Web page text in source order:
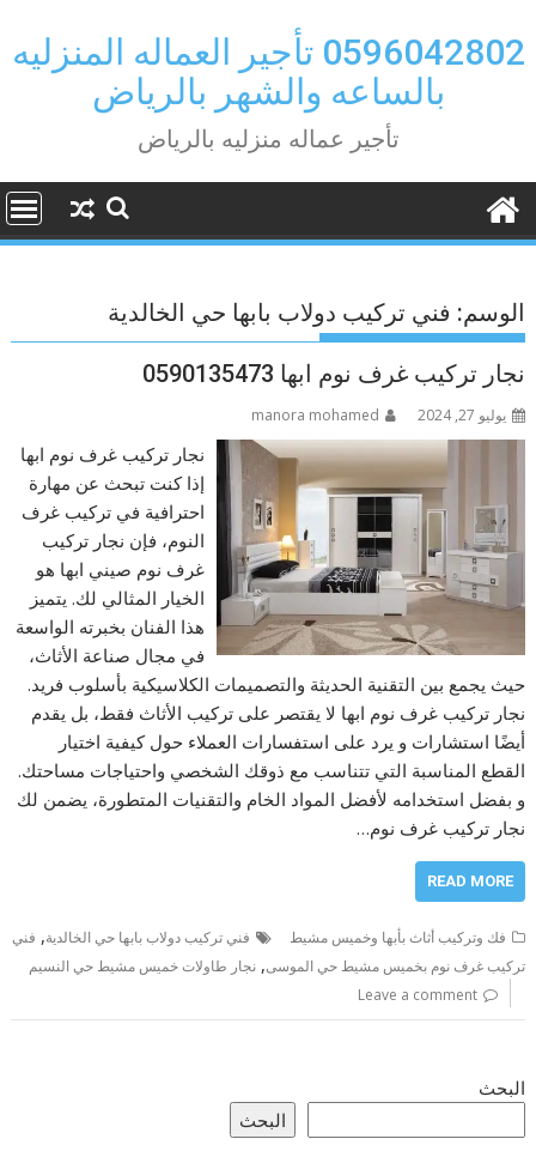
to
content
0596042802 تأجير العماله المنزليه
بالساعه والشهر بالرياض
تأجير عماله منزليه بالرياض
الوسم: فني تركيب دولاب بابها حي الخالدية
نجار تركيب غرف نوم ابها 0590135473
يوليو 27, 2024 manora mohamed
نجار تركيب غرف نوم ابها
إذا كنت تبحث عن مهارة
احترافية في تركيب غرف
النوم، فإن نجار تركيب
غرف نوم صيني ابها هو
الخيار المثالي لك. يتميز
هذا الفنان بخبرته الواسعة
في مجال صناعة الأثاث،
حيث يجمع بين التقنية الحديثة والتصميمات الكلاسيكية بأسلوب فريد.
نجار تركيب غرف نوم ابها لا يقتصر على تركيب الأثاث فقط، بل يقدم
أيضًا استشارات و يرد على استفسارات العملاء حول كيفية اختيار
القطع المناسبة التي تتناسب مع ذوقك الشخصي واحتياجات مساحتك.
و بفضل استخدامه لأفضل المواد الخام والتقنيات المتطورة، يضمن لك
نجار تركيب غرف نوم…
READ MORE
فك وتركيب أثاث بأبها وخميس مشيط فني تركيب دولاب بابها حي الخالدية, فني
تركيب غرف نوم بخميس مشيط حي الموسى,نجار طاولات خميس مشيط حي النسيم
Leave a comment
البحث
البحث